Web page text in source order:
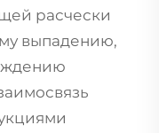
расчески
выпадению,